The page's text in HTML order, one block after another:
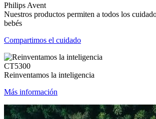
Philips Avent
Nuestros productos permiten a todos los
bebés
Compartimos el cuidado
CT5300
Reinventamos la inteligencia
Más información